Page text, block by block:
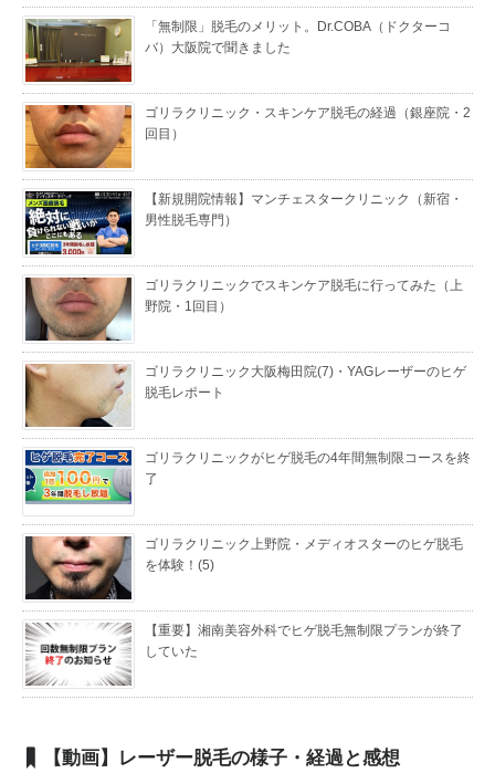
「無制限」脱毛のメリット。Dr.COBA（ドクターコ
バ）大阪院で聞きました
ゴリラクリニック・スキンケア脱毛の経過（銀座院・2
回目）
【新規開院情報】マンチェスタークリニック（新宿・
男性脱毛専門）
ゴリラクリニックでスキンケア脱毛に行ってみた（上
野院・1回目）
ゴリラクリニック大阪梅田院(7)・YAGレーザーのヒゲ
脱毛レポート
ゴリラクリニックがヒゲ脱毛の4年間無制限コースを終
了
ゴリラクリニック上野院・メディオスターのヒゲ脱毛
を体験！(5)
【重要】湘南美容外科でヒゲ脱毛無制限プランが終了
していた
【動画】レーザー脱毛の様子・経過と感想